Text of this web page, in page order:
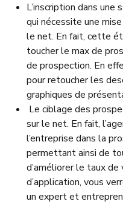
L’inscription dans une
qui nécessite une
le net. En fait, cette
toucher le max de
de prospection. En
pour retoucher les
graphiques de
Le ciblage des
sur le net. En fait,
l’entreprise dans la
permettant ainsi de
d’améliorer le taux
d’application, vous
un expert et